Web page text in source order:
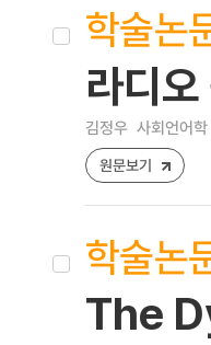
학술논
라디
김정우 사회언어
원문보기
학술논
The